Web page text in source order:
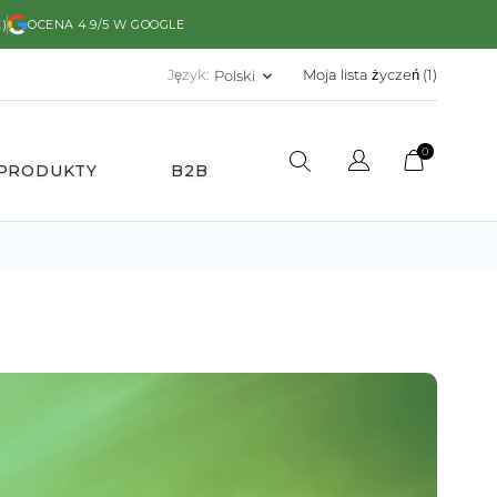
OCENA 4.9/5 W GOOGLE
Język: Polski keyboard_arrow_down Moja lista życzeń (1)
B2B
0